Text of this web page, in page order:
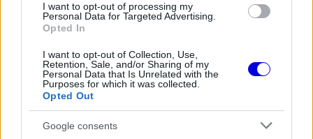
I want to opt-out of processing my
Personal Data for Targeted Advertising.
Opted In
I want to opt-out of Collection, Use,
Retention, Sale, and/or Sharing of my
Personal Data that Is Unrelated with the
Purposes for which it was collected.
Opted Out
Google consents
modal
window.
is not supported.